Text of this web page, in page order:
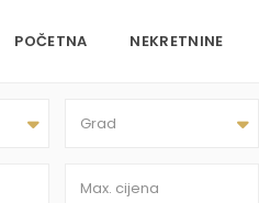
POČETNA NEKRETNINE
Grad